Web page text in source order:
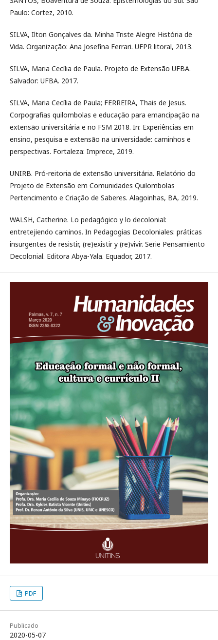
Paulo: Cortez, 2010.
SILVA, Ilton Gonçalves da. Minha Triste Alegre História de
Vida. Organização: Ana Josefina Ferrari. UFPR litoral, 2013.
SILVA, Maria Cecília de Paula. Projeto de Extensão UFBA.
Salvador: UFBA. 2017.
SILVA, Maria Cecília de Paula; FERREIRA, Thais de Jesus.
Corpografias quilombolas e educação para emancipação na
extensão universitária e no FSM 2018. In: Experiências em
ensino, pesquisa e extensão na universidade: caminhos e
perspectivas. Fortaleza: Imprece, 2019.
UNIRB. Pró-reitoria de extensão universitária. Relatório do
Projeto de Extensão em Comunidades Quilombolas
Pertencimento e Criação de Saberes. Alagoinhas, BA, 2019.
WALSH, Catherine. Lo pedagógico y lo decolonial:
entretejiendo caminos. In Pedagogias Decoloniales: práticas
insurgentes de resistir, (re)existir y (re)vivir. Serie Pensamiento
Decolonial. Editora Abya-Yala. Equador, 2017.
PDF
Publicado
2020-05-07